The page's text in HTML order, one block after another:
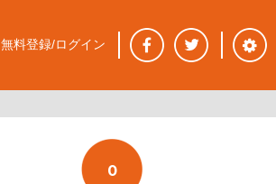
0
無料登録/ログイン